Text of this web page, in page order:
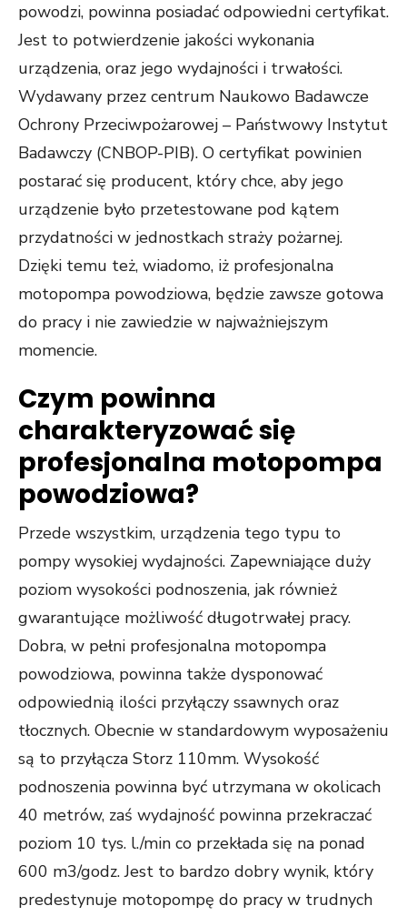
powodzi, powinna posiadać odpowiedni certyfikat.
Jest to potwierdzenie jakości wykonania
urządzenia, oraz jego wydajności i trwałości.
Wydawany przez centrum Naukowo Badawcze
Ochrony Przeciwpożarowej – Państwowy Instytut
Badawczy (CNBOP-PIB). O certyfikat powinien
postarać się producent, który chce, aby jego
urządzenie było przetestowane pod kątem
przydatności w jednostkach straży pożarnej.
Dzięki temu też, wiadomo, iż profesjonalna
motopompa powodziowa, będzie zawsze gotowa
do pracy i nie zawiedzie w najważniejszym
momencie.
Czym powinna
charakteryzować się
profesjonalna motopompa
powodziowa?
Przede wszystkim, urządzenia tego typu to
pompy wysokiej wydajności. Zapewniające duży
poziom wysokości podnoszenia, jak również
gwarantujące możliwość długotrwałej pracy.
Dobra, w pełni profesjonalna motopompa
powodziowa, powinna także dysponować
odpowiednią ilości przyłączy ssawnych oraz
tłocznych. Obecnie w standardowym wyposażeniu
są to przyłącza Storz 110mm. Wysokość
podnoszenia powinna być utrzymana w okolicach
40 metrów, zaś wydajność powinna przekraczać
poziom 10 tys. l./min co przekłada się na ponad
600 m3/godz. Jest to bardzo dobry wynik, który
predestynuje motopompę do pracy w trudnych